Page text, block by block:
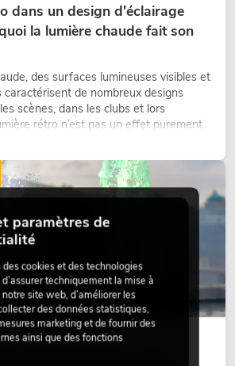
dans un design d'éclairage
la lumière chaude fait son
des surfaces lumineuses visibles et
caractérisent de nombreux designs
scènes, dans les clubs et lors
rétro n’est pas un effet purement
outil de conception utilisé de manière
les configurations LED techniques plus
mobile d'extérieur : des
paramètres de
cookies et des technologies
techniquement la mise à
site web, d’améliorer les
des données statistiques,
marketing et de fournir des
ainsi que des fonctions